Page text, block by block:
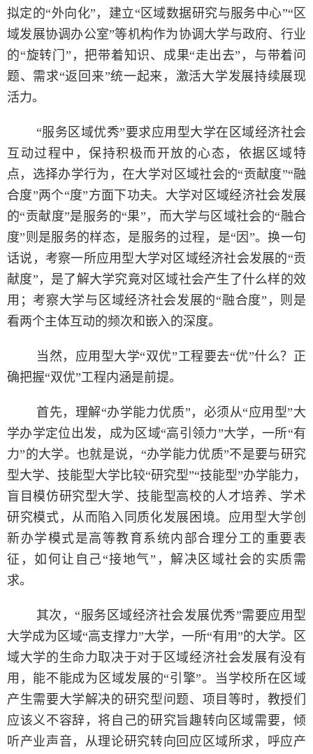
拟定的“外向化”，建立“区域数据研究与服务中心”“区
域发展协调办公室”等机构作为协调大学与政府、行业
的“旋转门”，把带着知识、成果“走出去”，与带着问
题、需求“返回来”统一起来，激活大学发展持续展现
活力。
“服务区域优秀”要求应用型大学在区域经济社会
互动过程中，保持积极而开放的心态，依据区域特
点，选择办学行为，在大学对区域社会的“贡献度”“融
合度”两个“度”方面下功夫。大学对区域经济社会发展
的“贡献度”是服务的“果”，而大学与区域社会的“融合
度”则是服务的样态，是服务的过程，是“因”。换一句
话说，考察一所应用型大学对区域经济社会发展的“贡
献度”，是了解大学究竟对区域社会产生了什么样的效
用；考察大学与区域经济社会发展的“融合度”，则是
看两个主体互动的频次和嵌入的深度。
当然，应用型大学“双优”工程要去“优”什么？正
确把握“双优”工程内涵是前提。
首先，理解“办学能力优质”，必须从“应用型”大
学办学定位出发，成为区域“高引领力”大学，一所“有
力”的大学。也就是说，“办学能力优质”不是要与研究
型大学、技能型大学比较“研究型”“技能型”办学能力，
盲目模仿研究型大学、技能型高校的人才培养、学术
研究模式，从而陷入同质化发展困境。应用型大学创
新办学模式是高等教育系统内部合理分工的重要表
征，如何让自己“接地气”，解决区域社会的实质需
求。
其次，“服务区域经济社会发展优秀”需要应用型
大学成为区域“高支撑力”大学，一所“有用”的大学。区
域大学的生命力取决于对于区域经济社会发展有没有
用，能不能成为区域发展的“引擎”。当学校所在区域
产生需要大学解决的研究型问题、项目等时，教授们
应该义不容辞，将自己的研究旨趣转向区域需要，倾
听产业声音，从理论研究转向回应区域所求，呼应产